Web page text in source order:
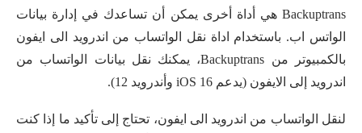
Backuptrans هي أداة أخرى يمكن أن تساعدك في إدارة بيانات
الواتس اب. باستخدام اداة نقل الواتساب من اندرويد الى ايفون
بالكمبيوتر من Backuptrans، يمكنك نقل بيانات الواتساب من
اندرويد إلى الايفون (يدعم iOS 16 وأندرويد 12).
لنقل الواتساب من اندرويد الى ايفون، تحتاج إلى تأكيد ما إذا كنت